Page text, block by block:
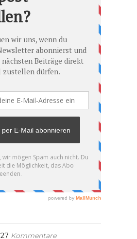
27 Kommentare